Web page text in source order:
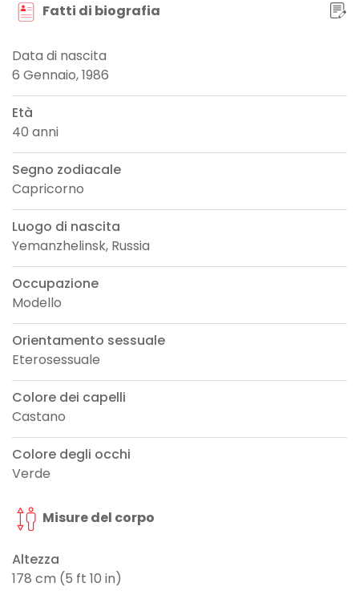
Fatti di biografia
Data di nascita
6 Gennaio, 1986
Età
40 anni
Segno zodiacale
Capricorno
Luogo di nascita
Yemanzhelinsk, Russia
Occupazione
Modello
Orientamento sessuale
Eterosessuale
Colore dei capelli
Castano
Colore degli occhi
Verde
Misure del corpo
Altezza
178 cm (5 ft 10 in)